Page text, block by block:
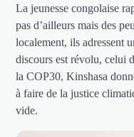
La jeunesse congolaise
pas d’ailleurs mais des
localement, ils adressent
discours est révolu, celui
la COP30, Kinshasa
à faire de la justice
vide.